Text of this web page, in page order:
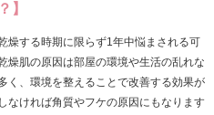
】
燥する時期に限らず1年中悩まされる可
燥肌の原因は部屋の環境や生活の乱れな
く、環境を整えることで改善する効果が
なければ角質やフケの原因にもなります